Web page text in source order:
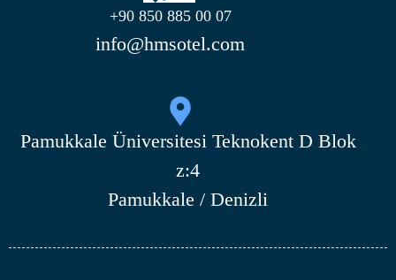
+90 850 885 00 07
info@hmsotel.com
Pamukkale Üniversitesi Teknokent D Blok
z:4
Pamukkale / Denizli